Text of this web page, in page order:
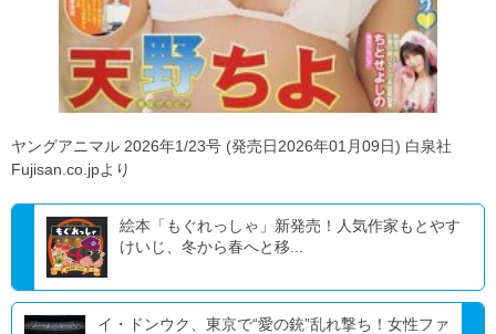
ヤングアニマル 2026年1/23号 (発売日2026年01月09日) 白泉社
Fujisan.co.jpより
絵本「もぐれっしゃ」新発売！人気作家もとやす
けいじ、冬から春へと移...
イ・ドンウク、東京で“愛の銃”乱れ撃ち！女性ファ